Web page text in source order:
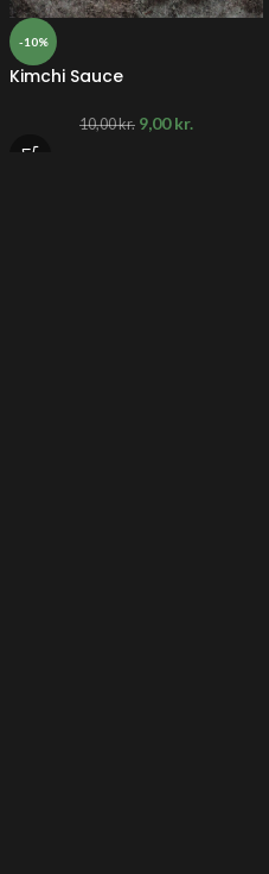
-10%
Kimchi Sauce
10,00kr. 9,00kr.